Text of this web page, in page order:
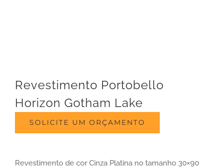
Revestimento Portobello
Horizon Gotham Lake
SOLICITE UM ORÇAMENTO
Revestimento de cor Cinza Platina no tamanho 30×90